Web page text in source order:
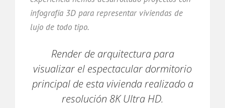
infografía 3D para representar viviendas de
lujo de todo tipo.
Render de arquitectura para
visualizar el espectacular dormitorio
principal de esta vivienda realizado a
resolución 8K Ultra HD.